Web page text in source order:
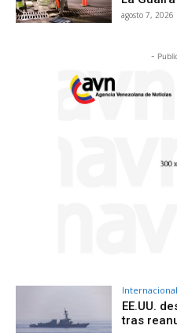
agosto 7, 2026
-
Internacional
EE.UU.
tras